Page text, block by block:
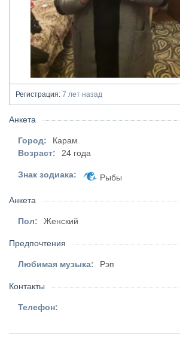
Регистрация: 7 лет назад
Анкета
Город:
Карам
Возраст:
24 года
Знак зодиака: Рыбы
Анкета
Пол: Женский
Предпочтения
Любимая музыка: Рэп
Контакты
Телефон: